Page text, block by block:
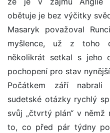
obětuje je bez výčitky
Masaryk považoval
myšlence, už z toho
několikrát setkal s jeho
pochopení pro stav
Počátkem září nabrali
sudetské otázky rychlý
svůj „čtvrtý plán“ v němž
to, co před pár týdny